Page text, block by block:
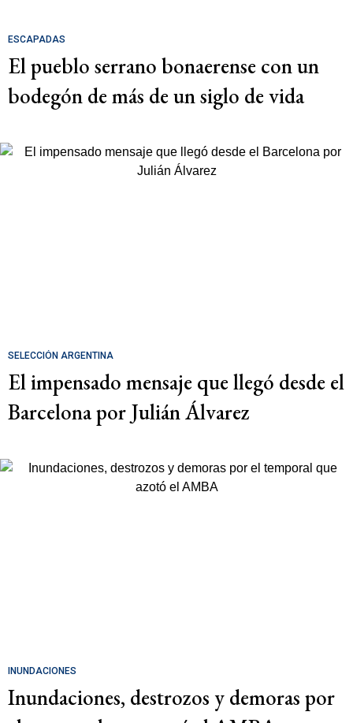
ESCAPADAS
El pueblo serrano bonaerense con un
bodegón de más de un siglo de vida
SELECCIÓN ARGENTINA
El impensado mensaje que llegó desde el
Barcelona por Julián Álvarez
INUNDACIONES
Inundaciones, destrozos y demoras por